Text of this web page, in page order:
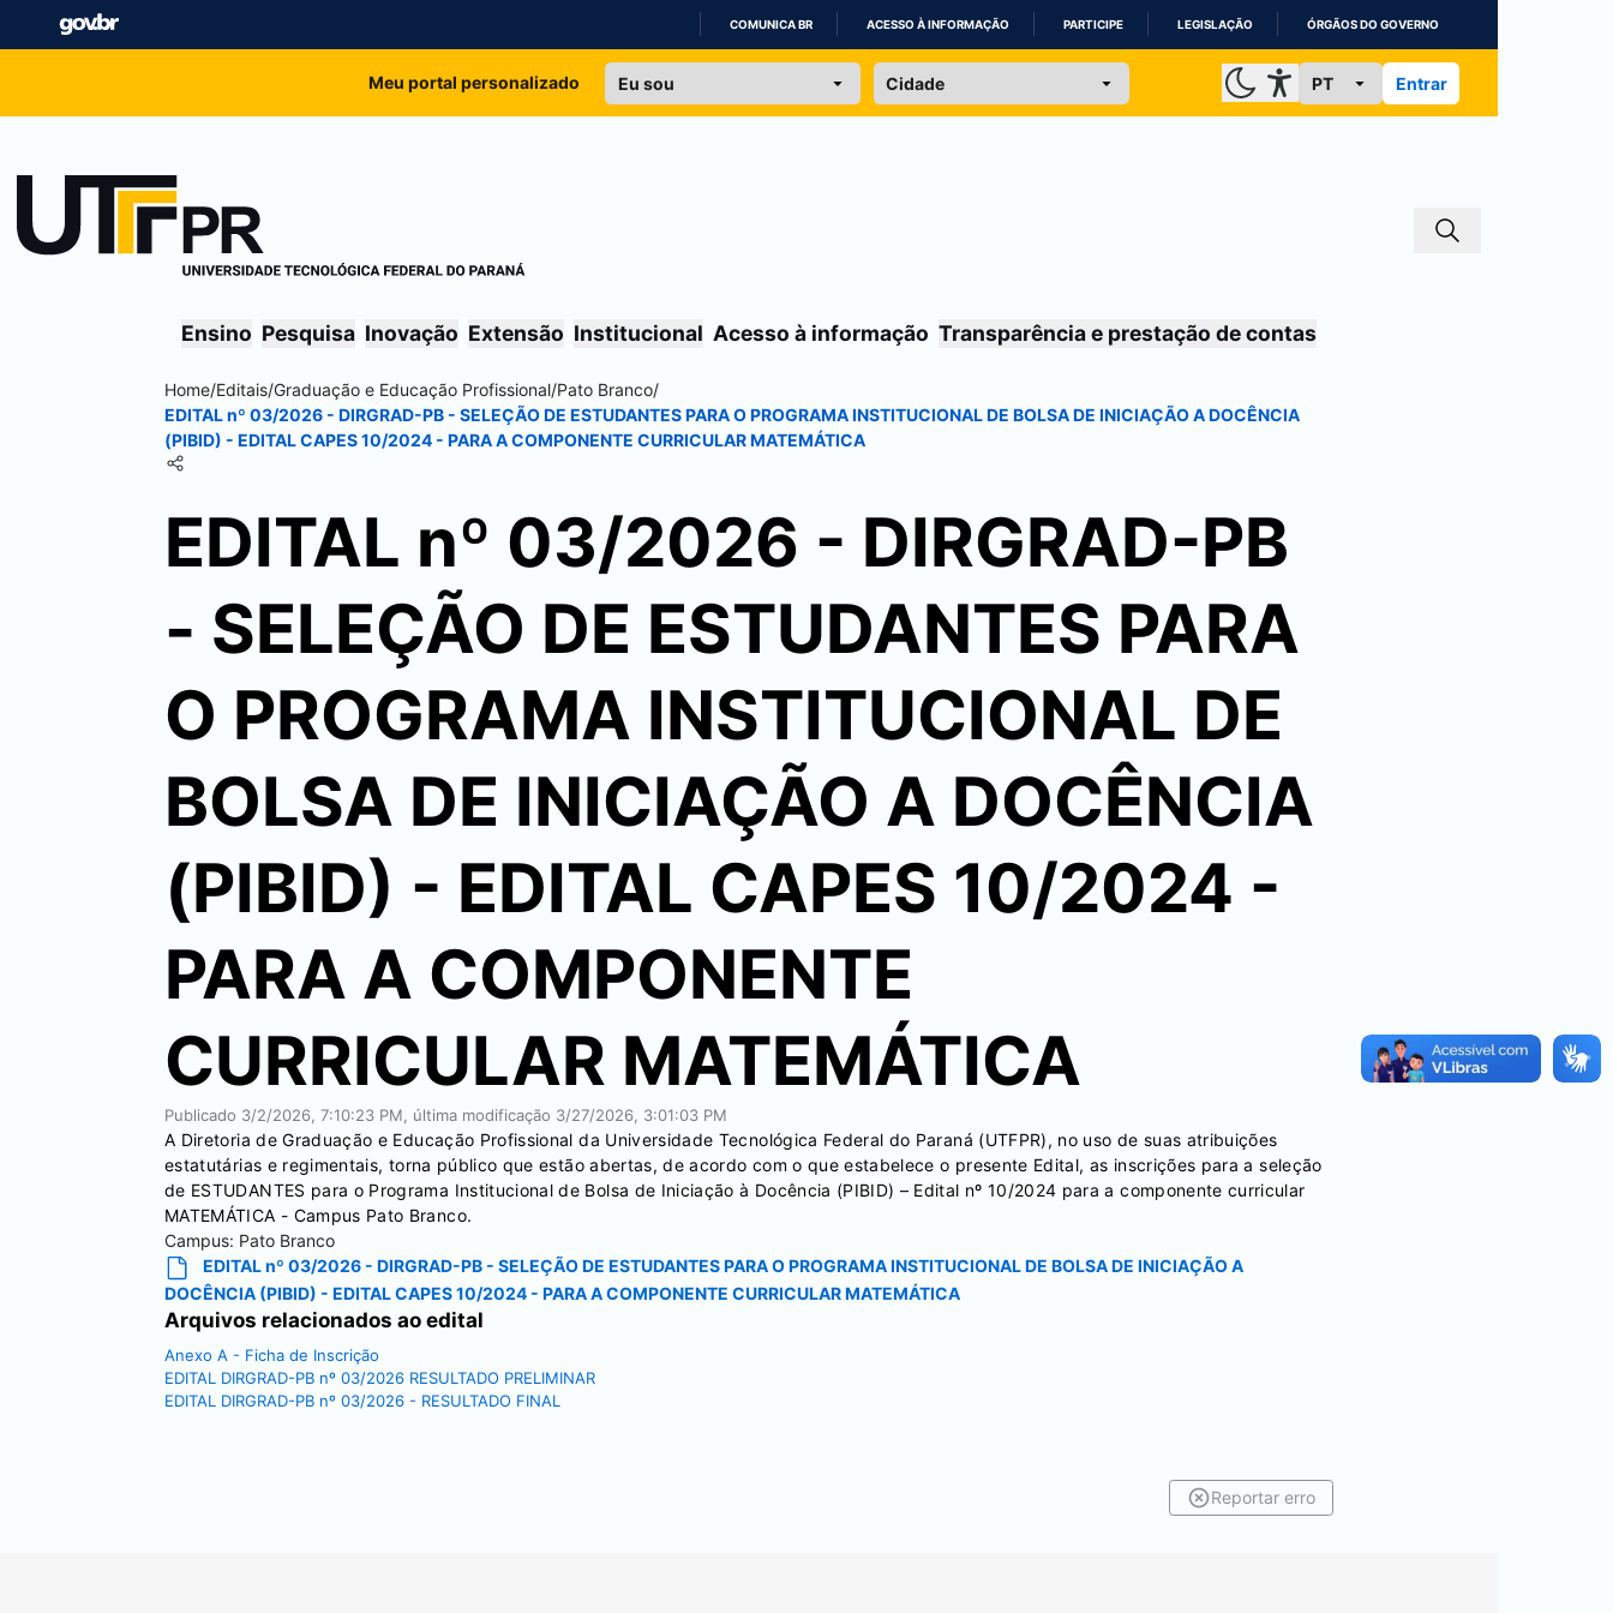
IR
COMUNICA BR ACESSO À INFORMAÇÃO PARTICIPE LEGISLAÇÃO ÓRGÃOS DO GOVERNO
Meu portal personalizado Entrar
Ensino Pesquisa Inovação Extensão Institucional Acesso à informação Transparência e prestação de contas
Home/Editais/Graduação e Educação Profissional/Pato Branco/
EDITAL nº 03/2026 - DIRGRAD-PB - SELEÇÃO DE ESTUDANTES PARA O PROGRAMA INSTITUCIONAL DE BOLSA DE INICIAÇÃO A DOCÊNCIA
(PIBID) - EDITAL CAPES 10/2024 - PARA A COMPONENTE CURRICULAR MATEMÁTICA
EDITAL nº 03/2026 - DIRGRAD-PB
- SELEÇÃO DE ESTUDANTES PARA
O PROGRAMA INSTITUCIONAL DE
BOLSA DE INICIAÇÃO A DOCÊNCIA
(PIBID) - EDITAL CAPES 10/2024 -
PARA A COMPONENTE
CURRICULAR MATEMÁTICA
Publicado 3/2/2026, 7:10:23 PM , última modificação 3/27/2026, 3:01:03 PM
A Diretoria de Graduação e Educação Profissional da Universidade Tecnológica Federal do Paraná (UTFPR), no uso de suas atribuições
estatutárias e regimentais, torna público que estão abertas, de acordo com o que estabelece o presente Edital, as inscrições para a seleção
de ESTUDANTES para o Programa Institucional de Bolsa de Iniciação à Docência (PIBID) – Edital nº 10/2024 para a componente curricular
MATEMÁTICA - Campus Pato Branco.
Campus: Pato Branco
EDITAL nº 03/2026 - DIRGRAD-PB - SELEÇÃO DE ESTUDANTES PARA O PROGRAMA INSTITUCIONAL DE BOLSA DE INICIAÇÃO A
DOCÊNCIA (PIBID) - EDITAL CAPES 10/2024 - PARA A COMPONENTE CURRICULAR MATEMÁTICA
Arquivos relacionados ao edital
Anexo A - Ficha de Inscrição
EDITAL DIRGRAD-PB nº 03/2026 RESULTADO PRELIMINAR
EDITAL DIRGRAD-PB nº 03/2026 - RESULTADO FINAL
Reportar erro